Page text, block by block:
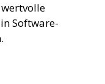
Software-